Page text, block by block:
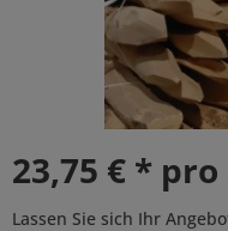
23,75 € *
Lassen Sie sich Ihr